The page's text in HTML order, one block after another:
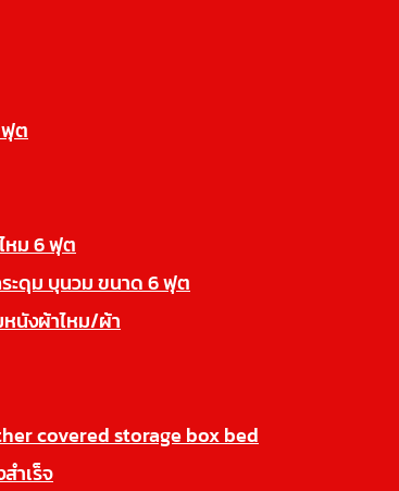
ฟุต
หม 6 ฟุต
ะดุม บุนวม ขนาด 6 ฟุต
หนังผ้าไหม/ผ้า
covered storage box bed
ำเร็จ